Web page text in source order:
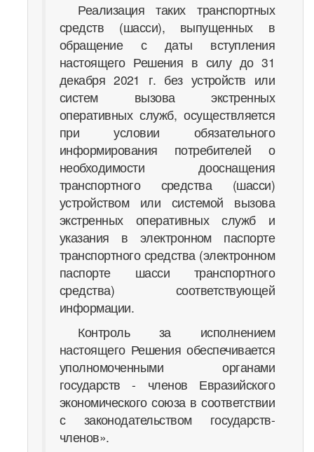
Реализация таких транспортных
средств (шасси), выпущенных в
обращение с даты вступления
настоящего Решения в силу до 31
декабря 2021 г. без устройств или
систем вызова экстренных
оперативных служб, осуществляется
при условии обязательного
информирования потребителей о
необходимости дооснащения
транспортного средства (шасси)
устройством или системой вызова
экстренных оперативных служб и
указания в электронном паспорте
транспортного средства (электронном
паспорте шасси транспортного
средства) соответствующей
информации.
Контроль за исполнением
настоящего Решения обеспечивается
уполномоченными органами
государств - членов Евразийского
экономического союза в соответствии
с законодательством государств-
членов».